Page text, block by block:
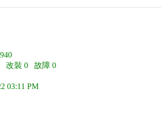
改裝 0 故障 0
03:11 PM